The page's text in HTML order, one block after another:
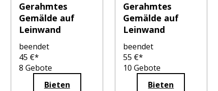
Gerahmtes
Gemälde auf
Leinwand
beendet
45 €*
8 Gebote
Bieten
Gerahmtes
Gemälde auf
Leinwand
beendet
55 €*
10 Gebote
Bieten